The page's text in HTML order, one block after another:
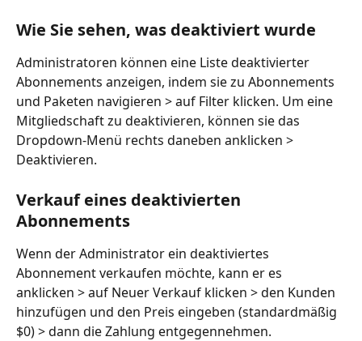
Wie Sie sehen, was deaktiviert wurde
Administratoren können eine Liste deaktivierter
Abonnements anzeigen, indem sie zu Abonnements
und Paketen navigieren > auf Filter klicken. Um eine
Mitgliedschaft zu deaktivieren, können sie das
Dropdown-Menü rechts daneben anklicken >
Deaktivieren.
Verkauf eines deaktivierten
Abonnements
Wenn der Administrator ein deaktiviertes
Abonnement verkaufen möchte, kann er es
anklicken > auf Neuer Verkauf klicken > den Kunden
hinzufügen und den Preis eingeben (standardmäßig
$0) > dann die Zahlung entgegennehmen.